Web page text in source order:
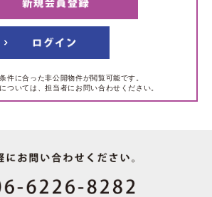
件に合った非公開物件が閲覧可能です。
ついては、担当者にお問い合わせください。